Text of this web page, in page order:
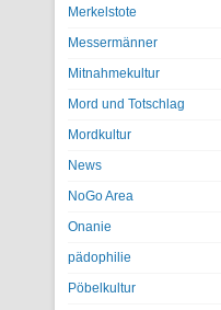
Merkelstote
Messermänner
Mitnahmekultur
Mord und Totschlag
Mordkultur
News
NoGo Area
Onanie
pädophilie
Pöbelkultur